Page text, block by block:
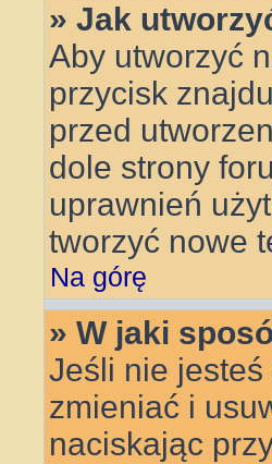
» Jak
Aby utworzyć
przycisk
przed
dole strony
uprawnień
tworzyć nowe
Na górę
» W jaki
Jeśli nie
zmieniać i
naciskając